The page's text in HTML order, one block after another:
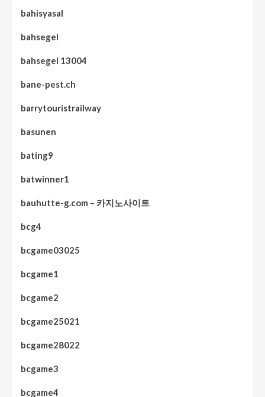
bahisyasal
bahsegel
bahsegel 13004
bane-pest.ch
barrytouristrailway
basunen
bating9
batwinner1
bauhutte-g.com – 카지노사이트
bcg4
bcgame03025
bcgame1
bcgame2
bcgame25021
bcgame28022
bcgame3
bcgame4